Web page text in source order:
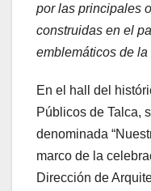
por las principales
construidas en el
emblemáticos de la
En el hall del
Públicos de Talca,
denominada
marco de la
Dirección de